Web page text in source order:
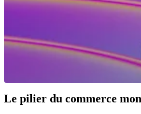
Le pilier du commerce